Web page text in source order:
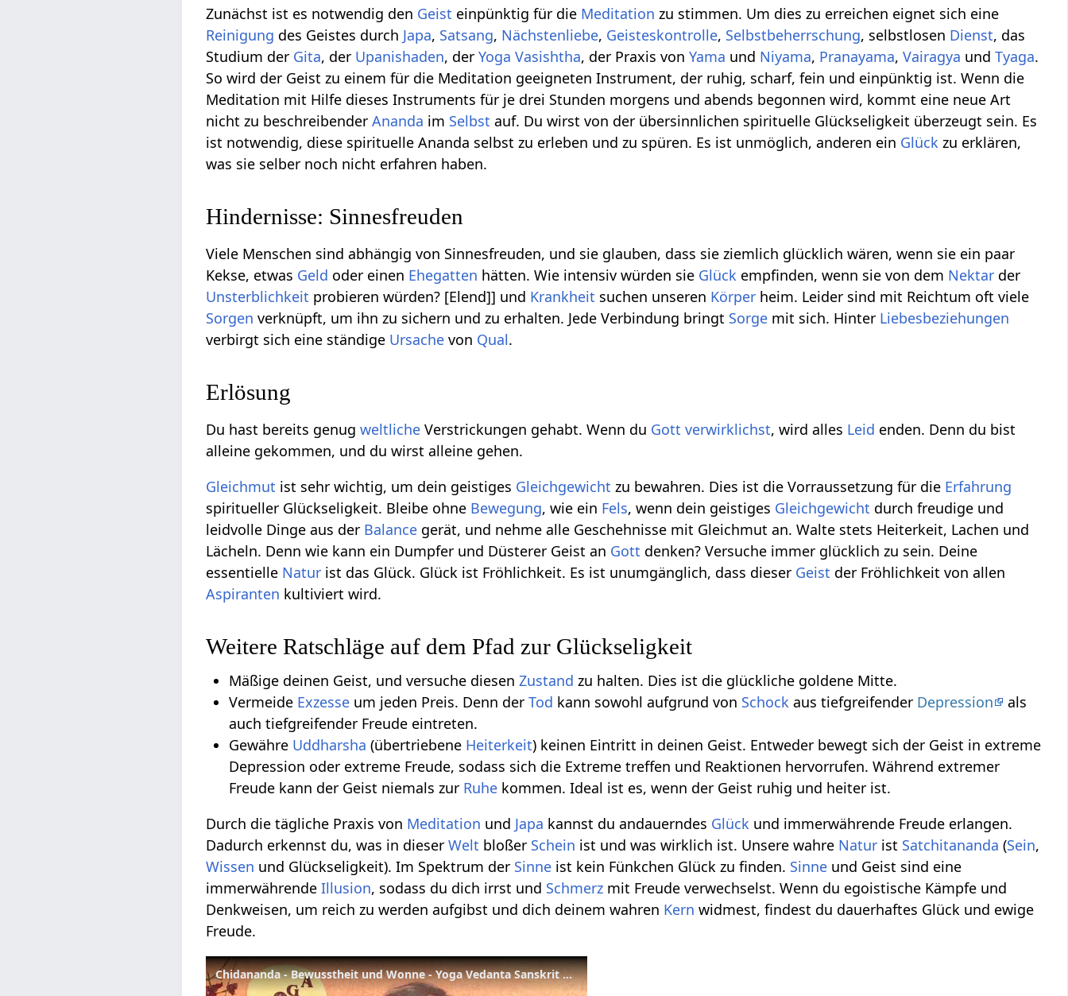
Zunächst ist es notwendig den Geist einpünktig für die Meditation zu stimmen. Um dies zu erreichen eignet sich eine
Reinigung des Geistes durch Japa, Satsang, Nächstenliebe, Geisteskontrolle, Selbstbeherrschung, selbstlosen Dienst, das
Studium der Gita, der Upanishaden, derYoga Vasishtha, der Praxis vonYama und Niyama, Pranayama,Vairagya undTyaga.
So wird der Geist zu einem für die Meditation geeigneten Instrument, der ruhig, scharf, fein und einpünktig ist. Wenn die
Meditation mit Hilfe dieses Instruments für je drei Stunden morgens und abends begonnen wird, kommt eine neue Art
nicht zu beschreibenderAnanda im Selbst auf. Du wirst von der übersinnlichen spirituelle Glückseligkeit überzeugt sein. Es
ist notwendig, diese spirituelle Ananda selbst zu erleben und zu spüren. Es ist unmöglich, anderen ein Glück zu erklären,
was sie selber noch nicht erfahren haben.
Hindernisse: Sinnesfreuden
Viele Menschen sind abhängig von Sinnesfreuden, und sie glauben, dass sie ziemlich glücklich wären, wenn sie ein paar
Kekse, etwas Geld oder einen Ehegatten hätten. Wie intensiv würden sie Glück empfinden, wenn sie von dem Nektar der
Unsterblichkeit probieren würden? [Elend]] und Krankheit suchen unseren Körper heim. Leider sind mit Reichtum oft viele
Sorgen verknüpft, um ihn zu sichern und zu erhalten. Jede Verbindung bringt Sorge mit sich. Hinter Liebesbeziehungen
verbirgt sich eine ständige Ursache von Qual.
Erlösung
Du hast bereits genugweltliche Verstrickungen gehabt. Wenn du Gott verwirklichst, wird alles Leid enden. Denn du bist
alleine gekommen, und du wirst alleine gehen.
Gleichmut ist sehr wichtig, um dein geistiges Gleichgewicht zu bewahren. Dies ist die Vorraussetzung für die Erfahrung
spiritueller Glückseligkeit. Bleibe ohne Bewegung, wie ein Fels, wenn dein geistiges Gleichgewicht durch freudige und
leidvolle Dinge aus der Balance gerät, und nehme alle Geschehnisse mit Gleichmut an. Walte stets Heiterkeit, Lachen und
Lächeln. Denn wie kann ein Dumpfer und Düsterer Geist an Gott denken? Versuche immer glücklich zu sein. Deine
essentielle Natur ist das Glück. Glück ist Fröhlichkeit. Es ist unumgänglich, dass dieser Geist der Fröhlichkeit von allen
Aspiranten kultiviert wird.
Weitere Ratschläge auf dem Pfad zur Glückseligkeit
Mäßige deinen Geist, und versuche diesenZustand zu halten. Dies ist die glückliche goldene Mitte.
Vermeide Exzesse um jeden Preis. Denn derTod kann sowohl aufgrund von Schock aus tiefgreifender Depression
als
auch tiefgreifender Freude eintreten.
Gewähre Uddharsha (übertriebene Heiterkeit) keinen Eintritt in deinen Geist. Entweder bewegt sich der Geist in extreme
Depression oder extreme Freude, sodass sich die Extreme treffen und Reaktionen hervorrufen. Während extremer
Freude kann der Geist niemals zur Ruhe kommen. Ideal ist es, wenn der Geist ruhig und heiter ist.
Durch die tägliche Praxis von Meditation und Japa kannst du andauerndes Glück und immerwährende Freude erlangen.
Dadurch erkennst du, was in dieserWelt bloßer Schein ist und was wirklich ist. Unsere wahre Natur ist Satchitananda (Sein,
Wissen und Glückseligkeit). Im Spektrum der Sinne ist kein Fünkchen Glück zu finden. Sinne und Geist sind eine
immerwährendeIllusion, sodass du dich irrst und Schmerz mit Freude verwechselst. Wenn du egoistische Kämpfe und
Denkweisen, um reich zu werden aufgibst und dich deinem wahren Kern widmest, findest du dauerhaftes Glück und ewige
Freude.
Chidananda - Bewusstheit und Wonne - Yoga Vedanta Sanskrit Lexikon